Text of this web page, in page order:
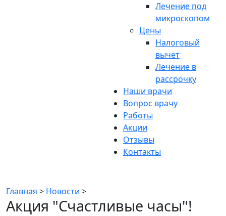
Лечение под
микроскопом
Цены
Налоговый
вычет
Лечение в
рассрочку
Наши врачи
Вопрос врачу
Работы
Акции
Отзывы
Контакты
Главная > Новости >
Акция "Счастливые часы"!